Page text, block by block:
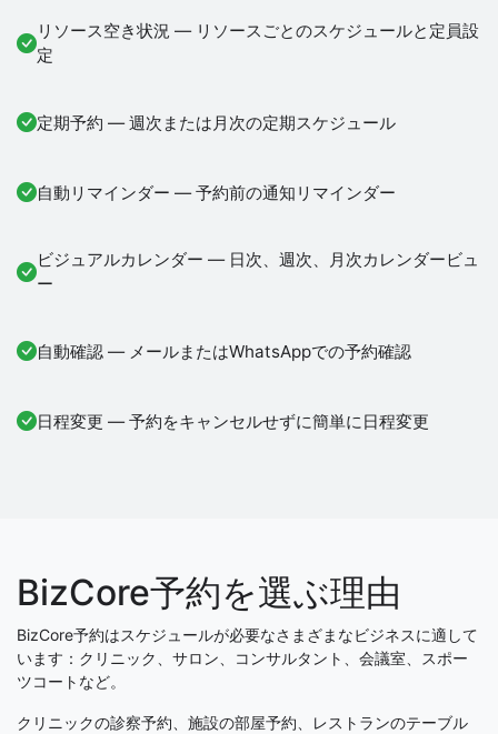
リソース空き状況 — リソースごとのスケジュールと定員設
定
定期予約 — 週次または月次の定期スケジュール
自動リマインダー — 予約前の通知リマインダー
ビジュアルカレンダー — 日次、週次、月次カレンダービュ
ー
自動確認 — メールまたはWhatsAppでの予約確認
日程変更 — 予約をキャンセルせずに簡単に日程変更
BizCore予約を選ぶ理由
BizCore予約はスケジュールが必要なさまざまなビジネスに適して
います：クリニック、サロン、コンサルタント、会議室、スポー
ツコートなど。
クリニックの診察予約、施設の部屋予約、レストランのテーブル